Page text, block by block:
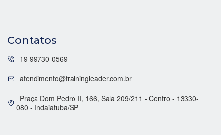
Contatos
19 99730-0569
atendimento@trainingleader.com.br
Praça Dom Pedro II, 166, Sala 209/211 - Centro - 13330-
080 - Indaiatuba/SP